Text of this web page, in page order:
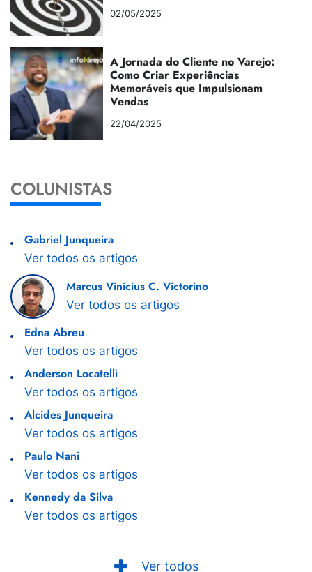
02/05/2025
A Jornada do Cliente no Varejo:
Como Criar Experiências
Memoráveis que Impulsionam
Vendas
22/04/2025
COLUNISTAS
Gabriel Junqueira
Ver todos os artigos
Marcus Vinícius C. Victorino
Ver todos os artigos
Edna Abreu
Ver todos os artigos
Anderson Locatelli
Ver todos os artigos
Alcides Junqueira
Ver todos os artigos
Paulo Nani
Ver todos os artigos
Kennedy da Silva
Ver todos os artigos
Ver todos